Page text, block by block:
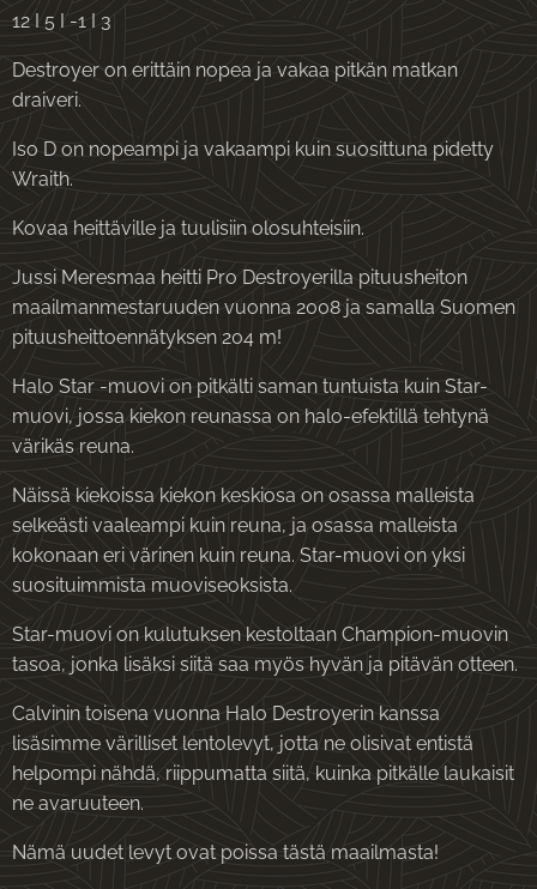
12 I 5 I -1 I 3
Destroyer on erittäin nopea ja vakaa pitkän matkan
draiveri.
Iso D on nopeampi ja vakaampi kuin suosittuna pidetty
Wraith.
Kovaa heittäville ja tuulisiin olosuhteisiin.
Jussi Meresmaa heitti Pro Destroyerilla pituusheiton
maailmanmestaruuden vuonna 2008 ja samalla Suomen
pituusheittoennätyksen 204 m!
Halo Star -muovi on pitkälti saman tuntuista kuin Star-
muovi, jossa kiekon reunassa on halo-efektillä tehtynä
värikäs reuna.
Näissä kiekoissa kiekon keskiosa on osassa malleista
selkeästi vaaleampi kuin reuna, ja osassa malleista
kokonaan eri värinen kuin reuna. Star-muovi on yksi
suosituimmista muoviseoksista.
Star-muovi on kulutuksen kestoltaan Champion-muovin
tasoa, jonka lisäksi siitä saa myös hyvän ja pitävän otteen.
Calvinin toisena vuonna Halo Destroyerin kanssa
lisäsimme värilliset lentolevyt, jotta ne olisivat entistä
helpompi nähdä, riippumatta siitä, kuinka pitkälle laukaisit
ne avaruuteen.
Nämä uudet levyt ovat poissa tästä maailmasta!